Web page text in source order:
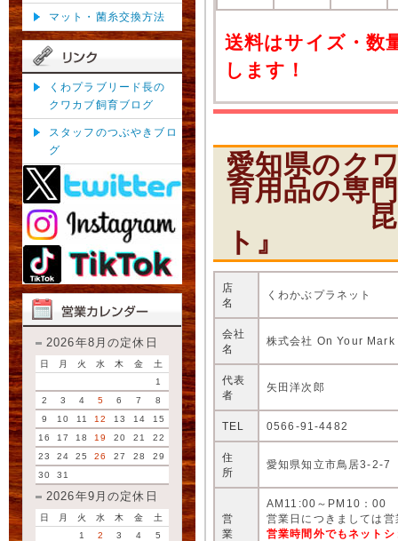
マット・菌糸交換方法
くわプラブリード長の
クワカブ飼育ブログ
スタッフのつぶやきブロ
グ
2026年8月の定休日
日 月 火 水 木 金
土
1
2
3 4 5 6 7
8
9
10 11 12 13 14
15
16
17 18 19 20 21
22
23
24 25 26 27 28
29
30
31
2026年9月の定休日
日 月 火 水 木 金
土
1
2 3 4
5
送料はサイズ・数
します！
愛知県のク
育用品の専
昆虫シ
ト』
店
名
くわかぶプラネット
会社
名
株式会社 On Your Mark
代表
者
矢田洋次郎
TEL 0566-91-4482
住
所
愛知県知立市鳥居3-2-7
営
業
AM11:00～PM10：00
営業日につきましては
営業時間外でもネット